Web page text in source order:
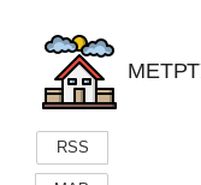
RSS